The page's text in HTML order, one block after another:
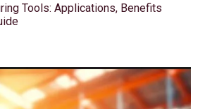
Tools: Applications, Benefits